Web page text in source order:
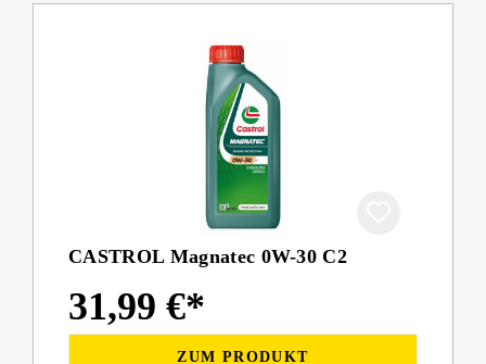
CASTROL Magnatec 0W-30 C2
31,99 €*
ZUM PRODUKT